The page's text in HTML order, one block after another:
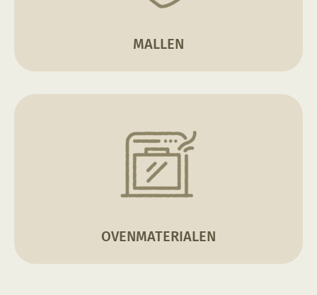
MALLEN
OVENMATERIALEN